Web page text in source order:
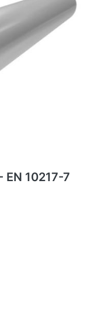
EN 10217-7